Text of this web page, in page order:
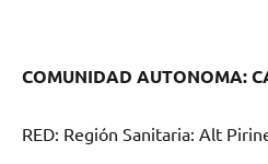
COMUNIDAD AUTONOMA:
RED: Región Sanitaria: Alt